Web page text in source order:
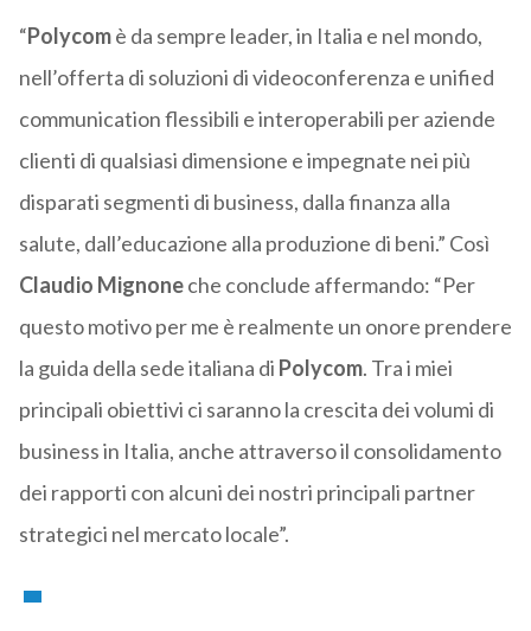
“Polycomè da sempre leader, in Italia e nel mondo,
nell’offerta di soluzioni di videoconferenza e unified
communication flessibili e interoperabili per aziende
clienti di qualsiasi dimensione e impegnate nei più
disparati segmenti di business, dalla finanza alla
salute, dall’educazione alla produzione di beni.” Così
Claudio Mignoneche conclude affermando: “Per
questo motivo per me è realmente un onore prendere
la guida della sede italiana di Polycom. Tra i miei
principali obiettivi ci saranno la crescita dei volumi di
business in Italia, anche attraverso il consolidamento
dei rapporti con alcuni dei nostri principali partner
strategici nel mercato locale”.